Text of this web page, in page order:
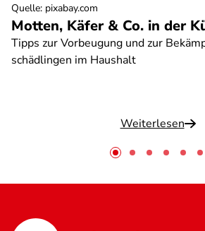
Motten, Käfer & Co. in der
Tipps zur Vorbeugung und zur
schädlingen im Haushalt
Weiterlesen
Quelle: pixabay.com